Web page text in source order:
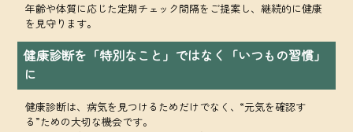
年齢や体質に応じた定期チェック間隔をご提案し、継続的に健康
を見守ります。
健康診断を「特別なこと」ではなく「いつもの習慣」
に
健康診断は、病気を見つけるためだけでなく、“元気を確認す
る”ための大切な機会です。